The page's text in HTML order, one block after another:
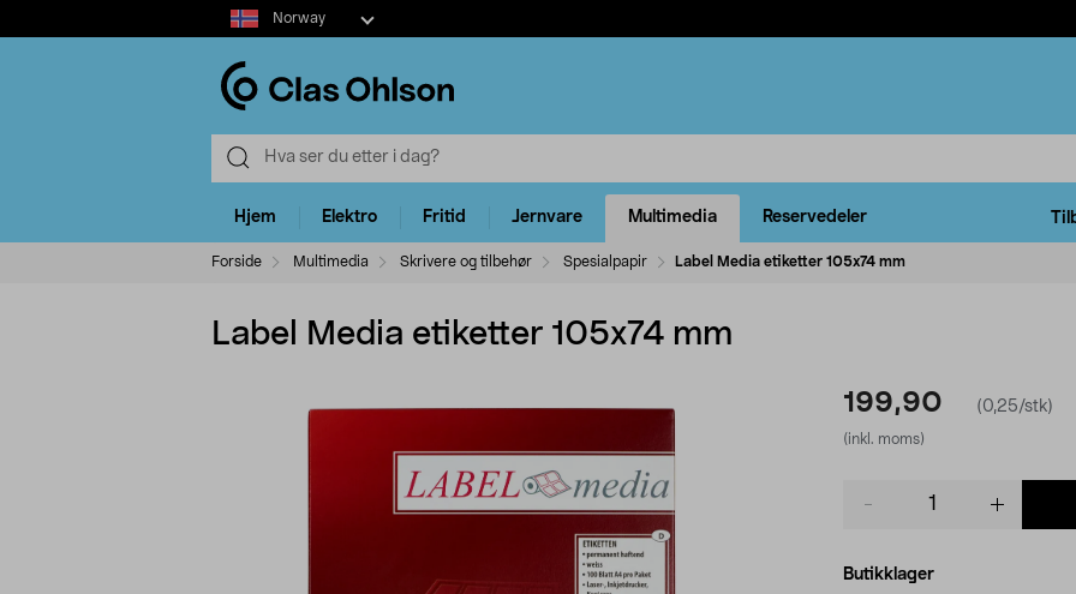
Select
market
Norway
Hjem Elektro Fritid Jernvare Multimedia Reservedeler
Forside Multimedia Skrivere og tilbehør Spesialpapir Label Media etiketter 105x74 mm
Label Media etiketter 105x74 mm
199,90 (0,25/stk)
(inkl. moms)
Butikklager